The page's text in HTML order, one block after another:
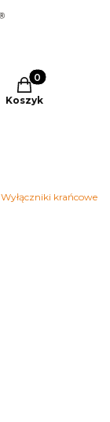
Produkty w
Koszyk
Wyłączniki krańcowe